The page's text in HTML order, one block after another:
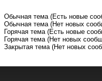
Обычная тема (Есть новые
Обычная тема (Нет новых
Горячая тема (Есть новые
Горячая тема (Нет новых
Закрытая тема (Нет новых